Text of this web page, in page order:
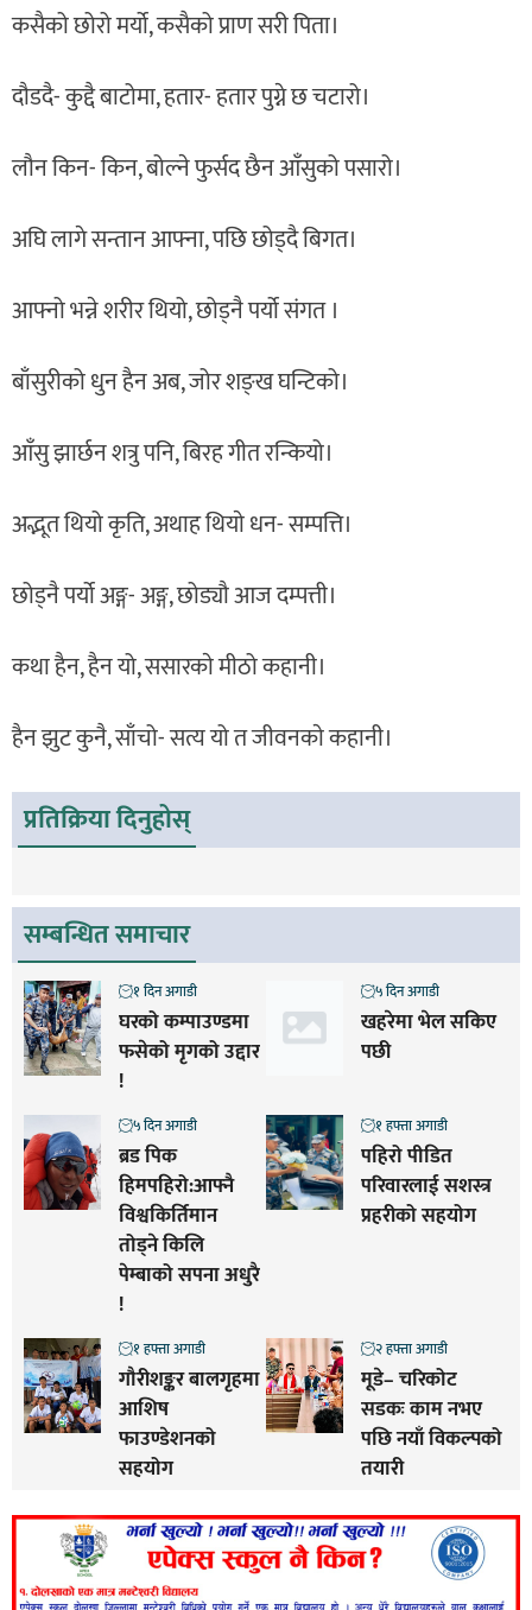
कसैको छोरो मर्यो, कसैको प्राण सरी पिता।
दौडदै- कुद्दै बाटोमा, हतार- हतार पुग्ने छ चटारो।
लौन किन- किन, बोल्ने फुर्सद छैन आँसुको पसारो।
अघि लागे सन्तान आफ्ना, पछि छोड्दै बिगत।
आफ्नो भन्ने शरीर थियो, छोड्नै पर्यो संगत ।
बाँसुरीको धुन हैन अब, जोर शङ्ख घन्टिको।
आँसु झार्छन शत्रु पनि, बिरह गीत रन्कियो।
अद्भूत थियो कृति, अथाह थियाे धन- सम्पत्ति।
छोड्नै पर्यो अङ्ग- अङ्ग, छोड्यौ आज दम्पत्ती।
कथा हैन, हैन यो, स‌सारकाे मीठो कहानी।
हैन झुट कुनै, साँचो- सत्य यो त जीवनकाे कहानी।
प्रतिक्रिया दिनुहोस्
सम्बन्धित समाचार
घरको कम्पाउण्डमा
फसेको मृगको उद्दार
!
१ दिन अगाडी
खहरेमा भेल सकिए
पछी
५ दिन अगाडी
ब्रड पिक
हिमपहिरो:आफ्नै
विश्वकिर्तिमान
तोड्ने किलि
पेम्बाको सपना अधुरै
!
५ दिन अगाडी
पहिरो पीडित
परिवारलाई सशस्त्र
प्रहरीको सहयोग
१ हफ्ता अगाडी
गौरीशङ्कर बालगृहमा
आशिष
फाउण्डेशनको
सहयोग
१ हफ्ता अगाडी
मूडे– चरिकोट
सडकः काम नभए
पछि नयाँ विकल्पको
तयारी
२ हफ्ता अगाडी